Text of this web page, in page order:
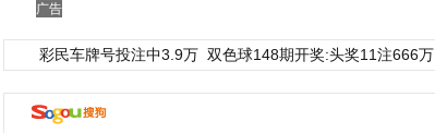
广告
彩民车牌号投注中3.9万 双色球148期开奖:头奖11注666万